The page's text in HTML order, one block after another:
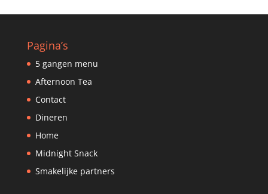
Pagina’s
5 gangen menu
Afternoon Tea
Contact
Dineren
Home
Midnight Snack
Smakelijke partners